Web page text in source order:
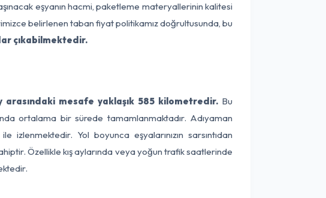
eşyanın hacmi, paketleme materyallerinin kalitesi
belirlenen taban fiyat politikamız doğrultusunda, bu
çıkabilmektedir.
arasındaki mesafe yaklaşık 585 kilometredir.Bu
ortalama bir sürede tamamlanmaktadır. Adıyaman
Yol boyunca eşyalarınızın sarsıntıdan
Özellikle kış aylarında veya yoğun trafik saatlerinde